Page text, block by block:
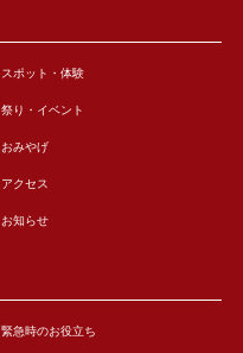
スポット・体験
祭り・イベント
おみやげ
アクセス
お知らせ
緊急時のお役立ち